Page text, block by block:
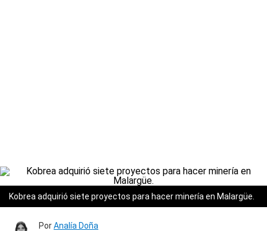
Kobrea adquirió siete proyectos para hacer minería en Malargüe.
PorAnalía Doña